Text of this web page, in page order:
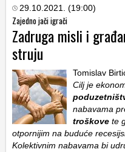
29.10.2021. (19:00)
Zajedno jači igrači
Zadruga misli i
struju
Tomislav
Cilj je
nabavama
troškove te
otpornijim na buduće
Kolektivnim nabavama bi